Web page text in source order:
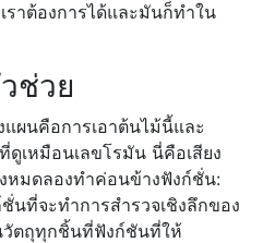
ราต้องการได้และมันก็ทำใน
ช่วย
ผนคือการเอาต้นไม้นี้และ
ดูเหมือนเลขโรมัน นี่คือเสียง
หมดลองทำค่อนข้างฟังก์ชั่น:
ชั่นที่จะทำการสำรวจเชิงลึกของ
ตถุทุกชิ้นที่ฟังก์ชันที่ให้